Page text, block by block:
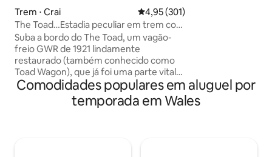
Trem ⋅ Crai 4,95 de uma avaliação média de
4,95 (301)
The Toad…Estadia peculiar em trem com
banheira de hidromassagem a lenha
Suba a bordo do The Toad, um vagão-
freio GWR de 1921 lindamente
restaurado (também conhecido como
Toad Wagon), que já foi uma parte vital
dos trens de mercadorias do pós-
guerra. Pesando 20 toneladas e repleta
de características rústicas originais, esta
Comodidades populares em aluguel por
temporada em Wales